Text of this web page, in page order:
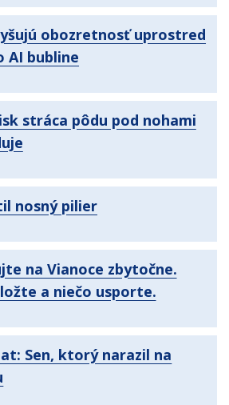
obozretnosť uprostred
AI bubline
stráca pôdu pod nohami
nosný pilier
na Vianoce zbytočne.
a niečo usporte.
Sen, ktorý narazil na